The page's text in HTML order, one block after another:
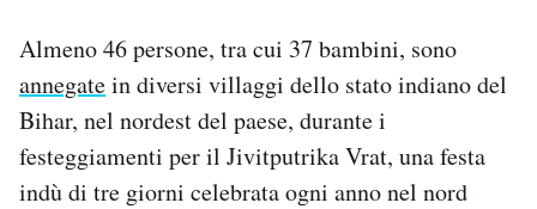
CALENDARIO
AREA PERSONALE
Almeno 46 persone, tra cui 37 bambini, sono
annegatein diversi villaggi dello stato indiano del
Bihar, nel nordest del paese, durante i
festeggiamenti per il Jivitputrika Vrat, una festa
indù di tre giorni celebrata ogni anno nel nord